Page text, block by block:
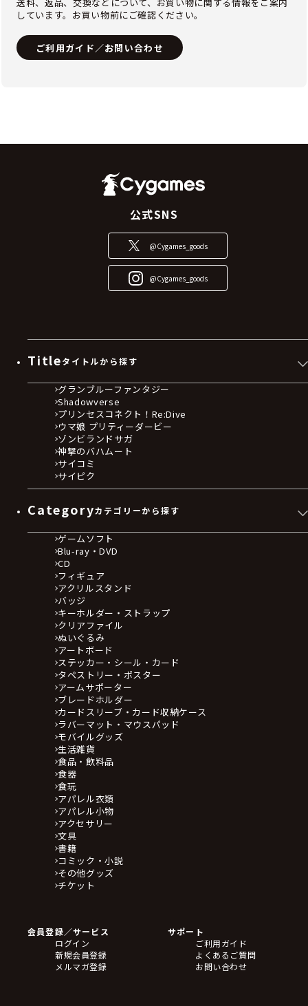
しています。お買い物前にご確認ください。
ご利用ガイド／お問い合わせ
公式SNS
@Cygames_goods
@Cygames_goods
Titleタイトルから探す
グランブルーファンタジー
Shadowverse
プリンセスコネクト！Re:Dive
ウマ娘 プリティーダービー
ゾンビランドサガ
神撃のバハムート
サイコミ
サイピク
Categoryカテゴリーから探す
ゲームソフト
Blu-ray・DVD
CD
フィギュア
アクリルスタンド
バッジ
キーホルダー・ストラップ
クリアファイル
ぬいぐるみ
アートボード
ステッカー・シール・カード
タペストリー・ポスター
アームサポーター
ブレードホルダー
カードスリーブ・カード収納ケース
ラバーマット・マウスパッド
モバイルグッズ
生活雑貨
食品・飲料品
食器
食玩
アパレル衣類
アパレル小物
アクセサリー
文具
書籍
コミック・小説
その他グッズ
チケット
会員登録／サービス
ログイン
新規会員登録
メルマガ登録
サポート
ご利用ガイド
よくあるご質問
お問い合わせ